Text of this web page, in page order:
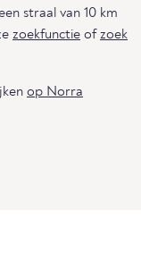
straal van 10 km
zoekfunctie ofzoek
op Norra